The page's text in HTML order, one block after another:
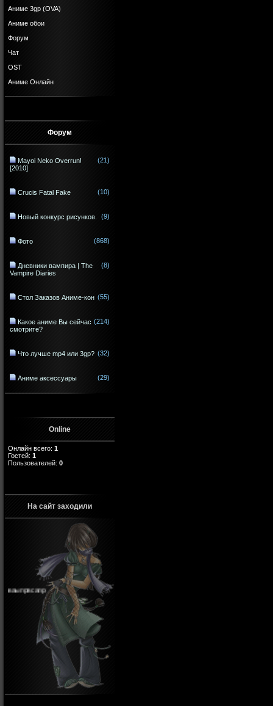
Аниме 3gp (OVA)
Аниме обои
Форум
Чат
OST
Аниме Онлайн
Форум
Mayoi Neko Overrun!
[2010]
(21)
Crucis Fatal Fake (10)
Новый конкурс рисунков. (9)
Фото (868)
Дневники вампира | The
Vampire Diaries
(8)
Стол Заказов Аниме-кон (55)
Какое аниме Вы сейчас
смотрите?
(214)
Что лучше mp4 или 3gp? (32)
Аниме аксессуары (29)
Online
Онлайн всего: 1
Гостей: 1
Пользователей: 0
На сайт заходили